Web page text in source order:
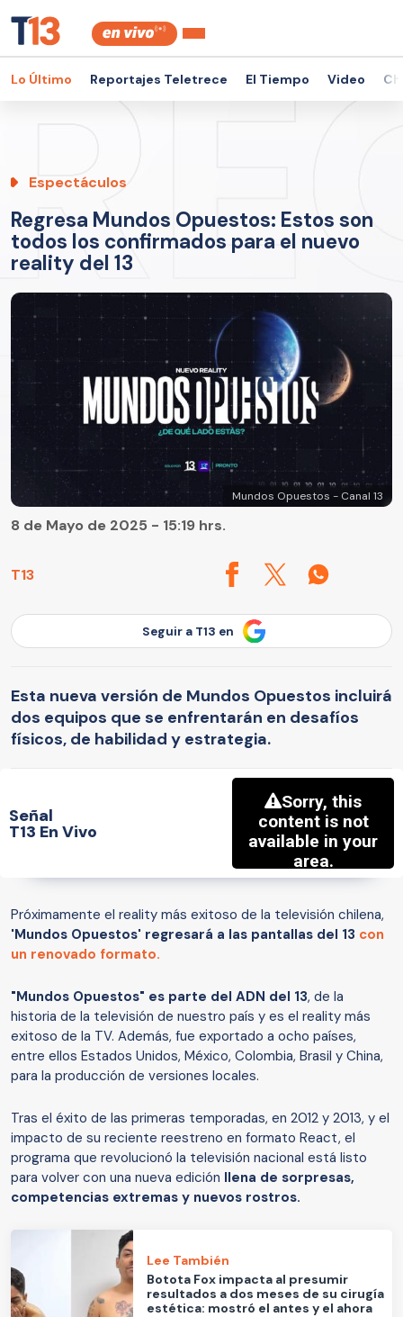
Lo Último Reportajes Teletrece El Tiempo Video
Espectáculos
Regresa Mundos Opuestos: Estos son
todos los confirmados para el nuevo
reality del 13
Mundos Opuestos - Canal 13
T13
8 de Mayo de 2025 - 15:19 hrs.
Seguir a T13 en
Esta nueva versión de Mundos Opuestos incluirá
dos equipos que se enfrentarán en desafíos
físicos, de habilidad y estrategia.
Señal
T13 En Vivo
Próximamente el reality más exitoso de la televisión chilena,
'Mundos Opuestos' regresará a las pantallas del 13 con
un renovado formato.
"Mundos Opuestos" es parte del ADN del 13, de la
historia de la televisión de nuestro país y es el reality más
exitoso de la TV. Además, fue exportado a ocho países,
entre ellos Estados Unidos, México, Colombia, Brasil y China,
para la producción de versiones locales.
Tras el éxito de las primeras temporadas, en 2012 y 2013, y el
impacto de su reciente reestreno en formato React, el
programa que revolucionó la televisión nacional está listo
para volver con una nueva edición llena de sorpresas,
competencias extremas y nuevos rostros.
Lee También
Botota Fox impacta al presumir
resultados a dos meses de su cirugía
estética: mostró el antes y el ahora